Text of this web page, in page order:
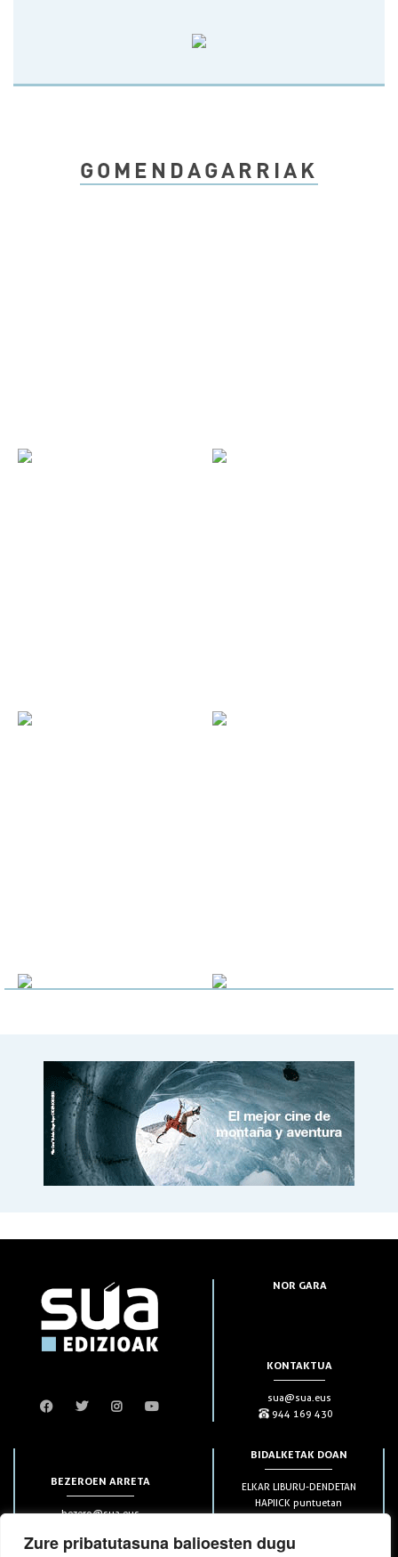
Zure pribatutasuna balioesten dugu
GOMENDAGARRIAK
NOR GARA
KONTAKTUA
sua@sua.eus
944 169 430
BEZEROEN ARRETA
bezero@sua.eus
BIDALKETAK DOAN
ELKAR LIBURU-DENDETAN
HAPIICK puntuetan
(soilik penintsulan)